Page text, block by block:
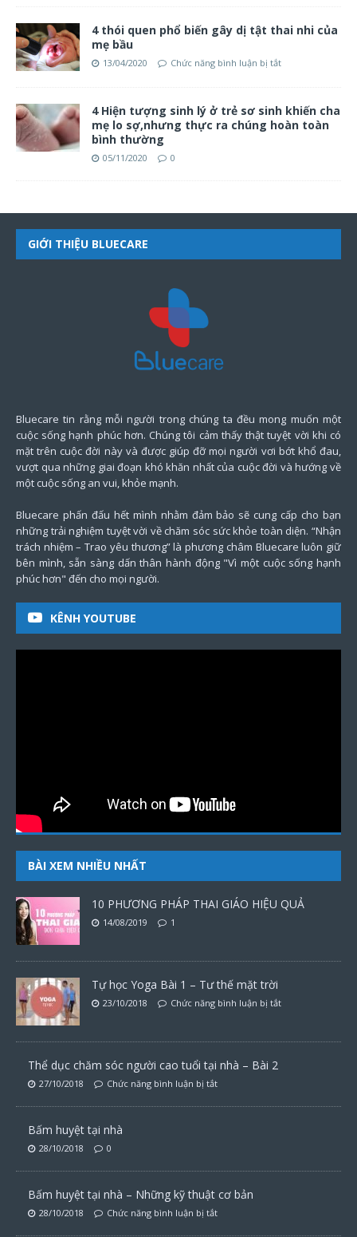
4 thói quen phổ biến gây dị tật thai nhi của
mẹ bầu
13/04/2020 Chức năng bình luận bị tắt
4 Hiện tượng sinh lý ở trẻ sơ sinh khiến cha
mẹ lo sợ,nhưng thực ra chúng hoàn toàn
bình thường
05/11/2020 0
GIỚI THIỆU BLUECARE
Bluecare tin rằng mỗi người trong chúng ta đều mong muốn một
cuộc sống hạnh phúc hơn. Chúng tôi cảm thấy thật tuyệt vời khi có
mặt trên cuộc đời này và được giúp đỡ mọi người vơi bớt khổ đau,
vượt qua những giai đoạn khó khăn nhất của cuộc đời và hướng về
một cuộc sống an vui, khỏe mạnh.
Bluecare phấn đấu hết mình nhằm đảm bảo sẽ cung cấp cho bạn
những trải nghiệm tuyệt vời về chăm sóc sức khỏe toàn diện. “Nhận
trách nhiệm – Trao yêu thương” là phương châm Bluecare luôn giữ
bên mình, sẵn sàng dấn thân hành động "Vì một cuộc sống hạnh
phúc hơn" đến cho mọi người.
KÊNH YOUTUBE
BÀI XEM NHIỀU NHẤT
10 PHƯƠNG PHÁP THAI GIÁO HIỆU QUẢ
14/08/2019 1
Tự học Yoga Bài 1 – Tư thế mặt trời
23/10/2018 Chức năng bình luận bị tắt
Thể dục chăm sóc người cao tuổi tại nhà – Bài 2
27/10/2018 Chức năng bình luận bị tắt
Bấm huyệt tại nhà
28/10/2018 0
Bấm huyệt tại nhà – Những kỹ thuật cơ bản
28/10/2018 Chức năng bình luận bị tắt